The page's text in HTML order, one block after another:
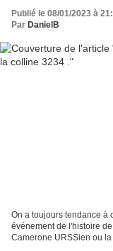
Publié le 08/01/2023 à
Par DanielB
On a toujours tendance à
événement de l'histoire
Camerone URSSien ou